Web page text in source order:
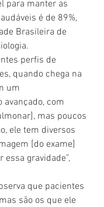
para manter as
é de 89%,
Brasileira de
perfis de
quando chega na
um
com
mas poucos
ele tem diversos
[do exame]
essa gravidade”,
que pacientes
são os que ele